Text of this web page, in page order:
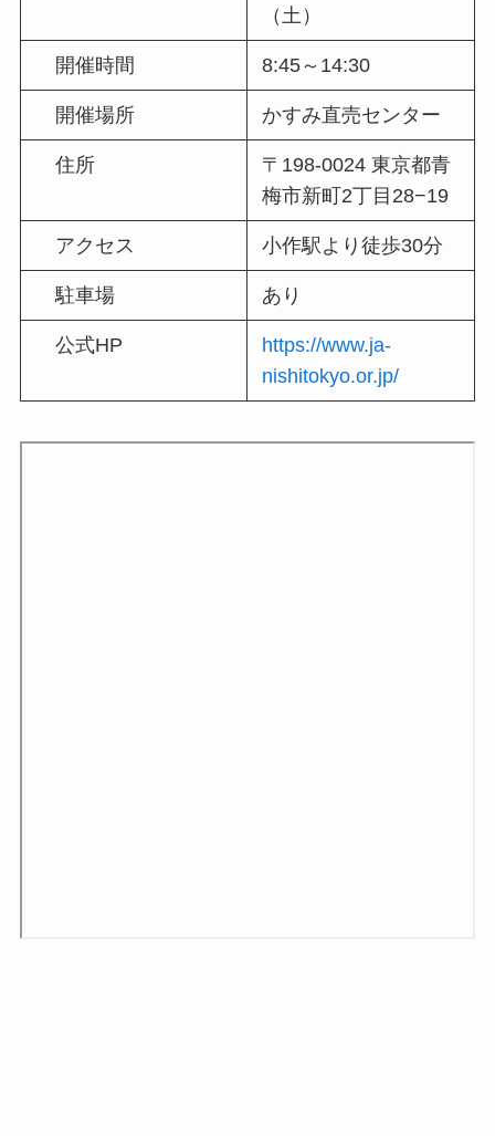
（土）
開催時間 8:45～14:30
開催場所 かすみ直売センター
住所
〒198-0024 東京都青
梅市新町2丁目28−19
アクセス 小作駅より徒歩30分
駐車場 あり
公式HP
https://www.ja-
nishitokyo.or.jp/